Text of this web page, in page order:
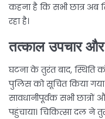
कहना है कि सभी छात्र अब
रहा है।
तत्काल उपचार और
घटना के तुरंत बाद, स्थिति
पुलिस को सूचित किया
सावधानीपूर्वक सभी छात्रों
पहुंचाया। चिकित्सा दल ने